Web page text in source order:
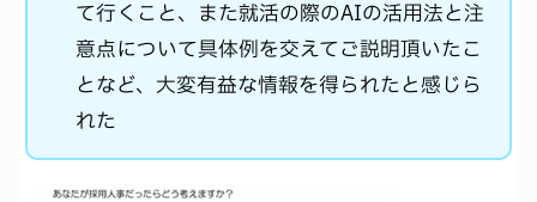
て行くこと、また就活の際のAIの活用法と注
意点について具体例を交えてご説明頂いたこ
となど、大変有益な情報を得られたと感じら
れた